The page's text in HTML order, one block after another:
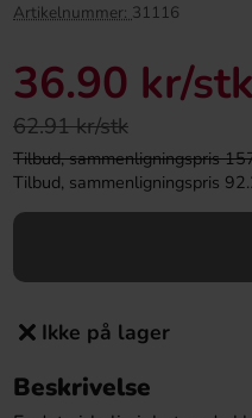
In-Box Cinema Butter
24.90 kr
Artikelnummer: 31116
36.90 kr/stk
62.91 kr/stk
Tilbud, sammenligningspris
Tilbud, sammenligningspris
Ikke på lager
Beskrivelse